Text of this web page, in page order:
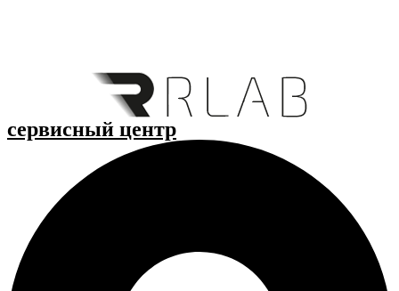
cервисный центр